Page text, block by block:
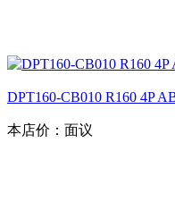
DPT160-CB010 R160 4P
本店价： 面议